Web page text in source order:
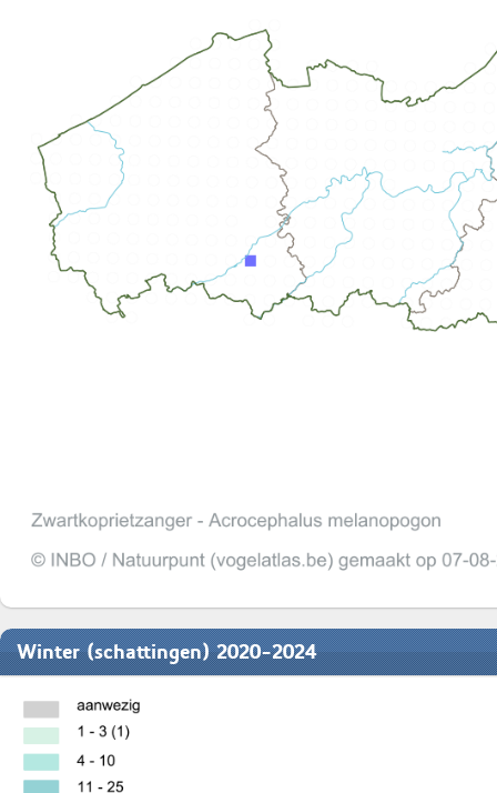
Winter (schattingen) 2020-2024